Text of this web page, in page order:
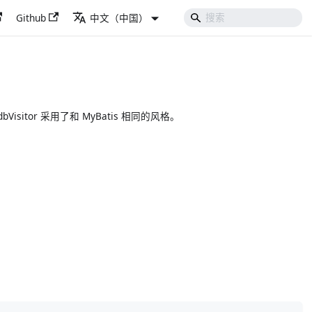
Github 中文（中国）
采用了和 MyBatis 相同的风格。